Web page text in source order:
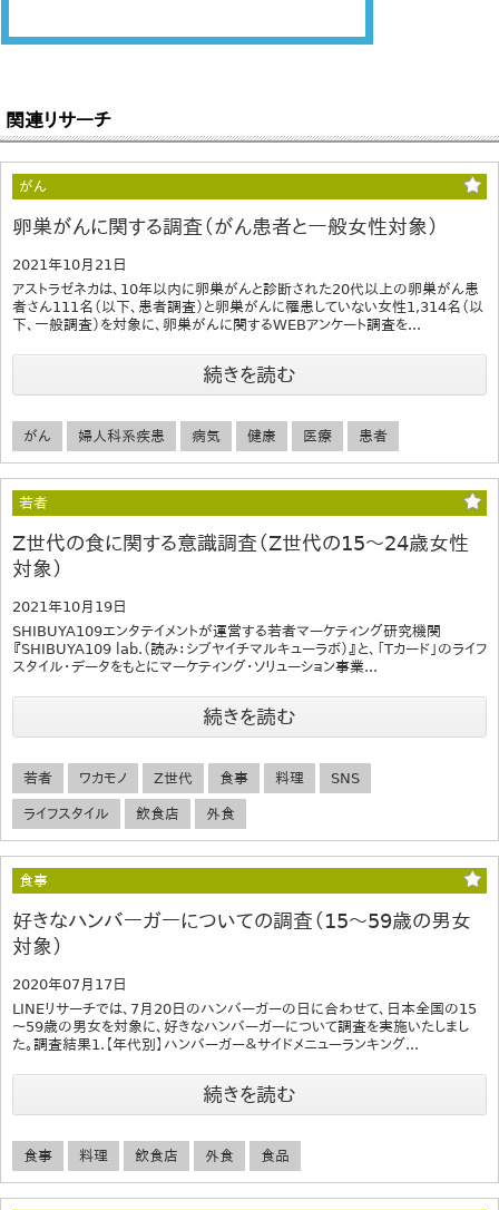
関連リサーチ
がん
卵巣がんに関する調査（がん患者と一般女性対象）
2021年10月21日
アストラゼネカは、10年以内に卵巣がんと診断された20代以上の卵巣がん患
者さん111名（以下、患者調査）と卵巣がんに罹患していない女性1,314名（以
下、一般調査）を対象に、卵巣がんに関するWEBアンケート調査を...
続きを読む
がん 婦人科系疾患 病気 健康 医療 患者
若者
Z世代の食に関する意識調査（Z世代の15～24歳女性
対象）
2021年10月19日
SHIBUYA109エンタテイメントが運営する若者マーケティング研究機関
『SHIBUYA109 lab.（読み：シブヤイチマルキューラボ）』と、「Tカード」のライフ
スタイル・データをもとにマーケティング・ソリューション事業...
続きを読む
若者 ワカモノ Z世代 食事 料理 SNS
ライフスタイル 飲食店 外食
食事
好きなハンバーガーについての調査（15～59歳の男女
対象）
2020年07月17日
LINEリサーチでは、7月20日のハンバーガーの日に合わせて、日本全国の15
～59歳の男女を対象に、好きなハンバーガーについて調査を実施いたしまし
た。調査結果1.【年代別】ハンバーガー＆サイドメニューランキング...
続きを読む
食事 料理 飲食店 外食 食品